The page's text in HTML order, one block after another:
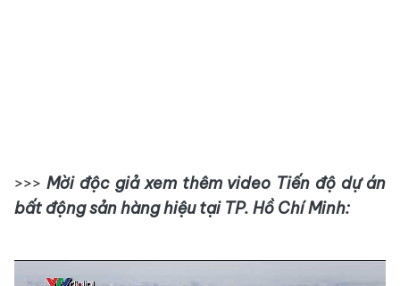
>>> Mời độc giả xem thêm video Tiến độ dự án
bất động sản hàng hiệu tại TP. Hồ Chí Minh: